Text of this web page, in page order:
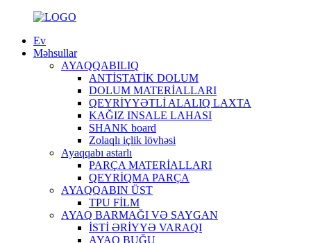
Ev
Məhsullar
AYAQQABILIQ
ANTİSTATİK DOLUM
DOLUM MATERİALLARI
QEYRİYYƏTLİ ALALIQ LAXTA
KAĞIZ INSALE LAHASI
SHANK board
Zolaqlı içlik lövhəsi
Ayaqqabı astarlı
PARÇA MATERİALLARI
QEYRİQMA PARÇA
AYAQQABIN ÜST
TPU FİLM
AYAQ BARMAĞI VƏ SAYGAN
İSTİ ƏRİYYƏ VARAQI
AYAQ BUĞU